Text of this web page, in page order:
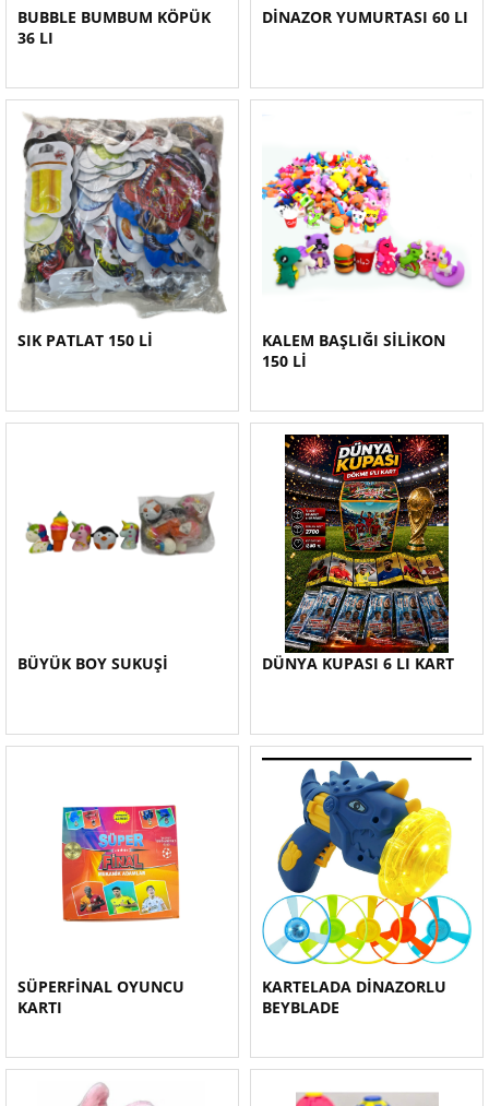
BUBBLE BUMBUM KÖPÜK
36 LI
DİNAZOR YUMURTASI 60 LI
SIK PATLAT 150 Lİ
KALEM BAŞLIĞI SİLİKON
150 Lİ
BÜYÜK BOY SUKUŞİ DÜNYA KUPASI 6 LI KART
SÜPERFİNAL OYUNCU
KARTI
KARTELADA DİNAZORLU
BEYBLADE